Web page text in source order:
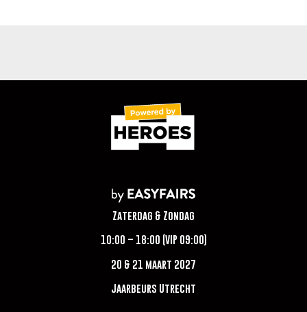
Zaterdag & Zondag
10:00 – 18:00 (VIP 09:00)
20 & 21 maart 2027
Jaarbeurs Utrecht